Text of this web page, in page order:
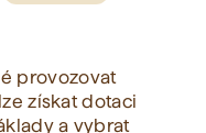
provozovat
získat dotaci
a vybrat